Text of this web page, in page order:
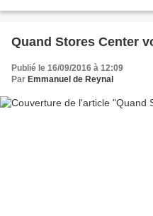
Quand Stores Center
Publié le 16/09/2016 à 12:09
Par Emmanuel de Reynal